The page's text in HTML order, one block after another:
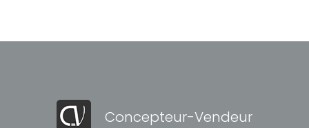
Concepteur-Vendeur